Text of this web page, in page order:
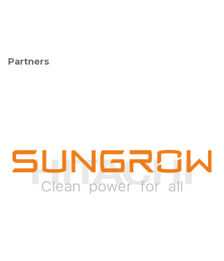
Partners